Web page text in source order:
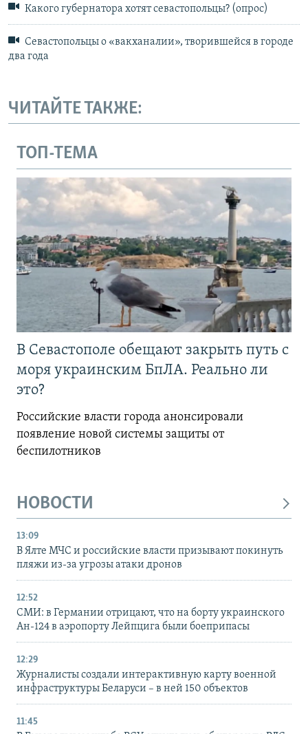
Какого губернатора хотят севастопольцы? (опрос)
Севастопольцы о «вакханалии», творившейся в городе
два года
ЧИТАЙТЕ ТАКЖЕ:
ТОП-ТЕМА
В Севастополе обещают закрыть путь с
моря украинским БпЛА. Реально ли
это?
Российские власти города анонсировали
появление новой системы защиты от
беспилотников
НОВОСТИ
13:09
В Ялте МЧС и российские власти призывают покинуть
пляжи из-за угрозы атаки дронов
12:52
СМИ: в Германии отрицают, что на борту украинского
Ан-124 в аэропорту Лейпцига были боеприпасы
12:29
Журналисты создали интерактивную карту военной
инфраструктуры Беларуси – в ней 150 объектов
11:45